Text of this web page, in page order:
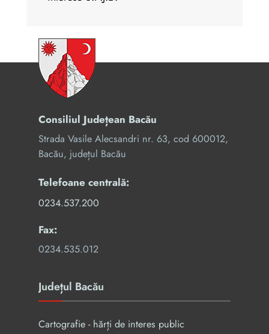
Consiliul Județean Bacău
Strada Vasile Alecsandri nr. 63, cod 600012,
Bacău, județul Bacău
Telefoane centrală:
0234.537.200
Fax:
0234.535.012
Județul Bacău
Cartografie - hărți de interes public